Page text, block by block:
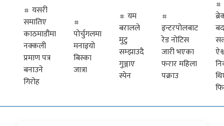
अर्थ
मनोरञ्जन
प्रवास
खेलकुद
यसरी
समातिए
काठमाडौंमा
नक्कली
प्रमाण पत्र
बनाउने
गिरोह
पोर्चुगलमा
मनाइयो
बिस्का
जात्रा
यम
बरालले
मुटु
सम्झाउदै
गुञ्जाए
स्पेन
इन्टरपोलबाट
रेड नोटिस
जारी भएका
फरार महिला
पक्राउ